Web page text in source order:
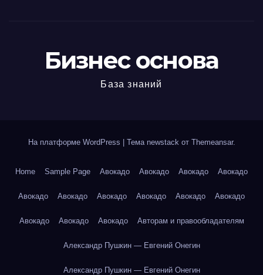
Бизнес основа
База знаний
На платформе WordPress Тема newstack от Themeansar.
Home Sample Page Авокадо Авокадо Авокадо Авокадо
Авокадо Авокадо Авокадо Авокадо Авокадо Авокадо
Авокадо Авокадо Авокадо Авторам и правообладателям
Александр Пушкин — Евгений Онегин
Александр Пушкин — Евгений Онегин